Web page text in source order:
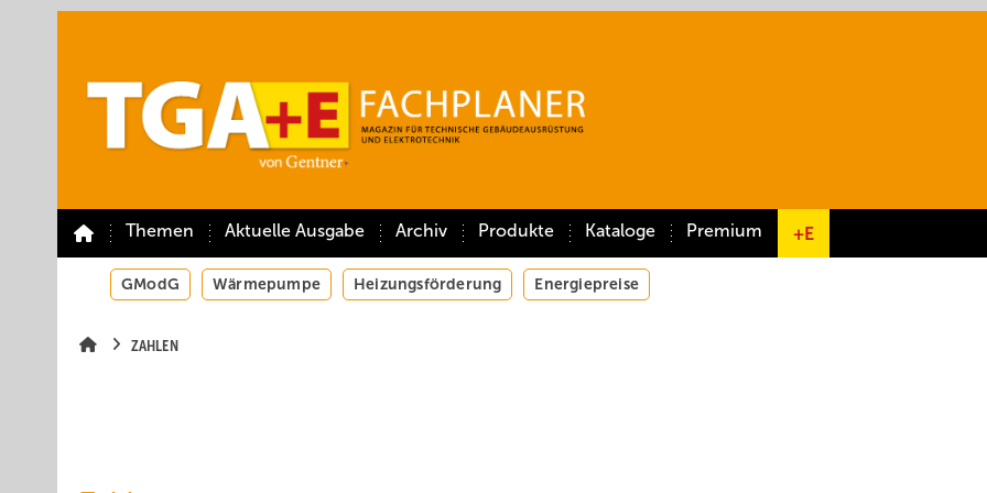
Themen Aktuelle Ausgabe Archiv Produkte Kataloge Premium +E
GModG Wärmepumpe Heizungsförderung Energiepreise
ZAHLEN